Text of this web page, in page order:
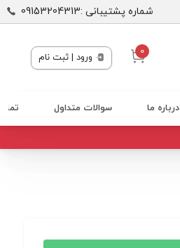
شماره پشتیبانی :09153204313
0 ورود | ثبت نام
درباره ما سوالات متداول